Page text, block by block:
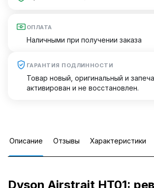
ОПЛАТА
Наличными при получении заказа
ГАРАНТИЯ ПОДЛИННОСТИ
Товар новый, оригинальный и
активирован и не восстановлен.
Описание Отзывы Характеристики
Dyson Airstrait HT01: